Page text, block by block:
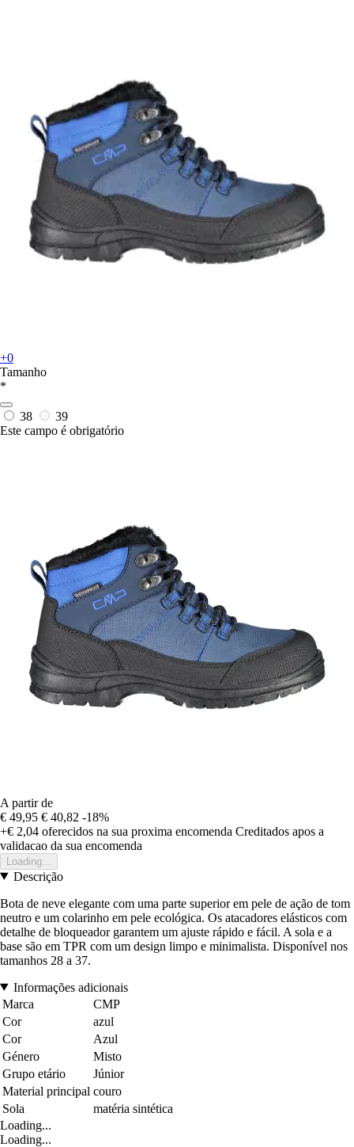
+0
Tamanho
*
38
39
Este campo é obrigatório
A partir de
€ 49,95 € 40,82 -18%
+€ 2,04 oferecidos na sua proxima encomenda Creditados apos a
validacao da sua encomenda
Loading...
Descrição
Bota de neve elegante com uma parte superior em pele de ação de tom
neutro e um colarinho em pele ecológica. Os atacadores elásticos com
detalhe de bloqueador garantem um ajuste rápido e fácil. A sola e a
base são em TPR com um design limpo e minimalista. Disponível nos
tamanhos 28 a 37.
Informações adicionais
Marca
CMP
Cor
azul
Cor
Azul
Género
Misto
Grupo etário
Júnior
Material principal couro
Sola
matéria sintética
Loading...
Loading...